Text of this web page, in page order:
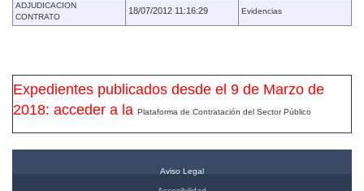
ADJUDICACION
CONTRATO
18/07/2012 11:16:29 Evidencias
Expedientes publicados desde el 9 de Marzo de
2018: acceder a la Plataforma de Contratación del Sector Público
Aviso Legal